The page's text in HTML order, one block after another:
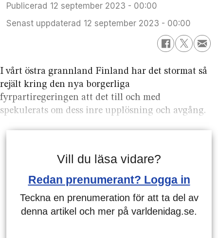
Publicerad
12 september 2023 - 00:00
Senast uppdaterad
12 september 2023 - 00:00
I vårt östra grannland Finland har det stormat så
rejält kring den nya borgerliga
fyrpartiregeringen att det till och med
spekulerats om dess inre upplösning och avgång.
Vill du läsa vidare?
Redan prenumerant? Logga in
Teckna en prenumeration för att ta del av
denna artikel och mer på varldenidag.se.